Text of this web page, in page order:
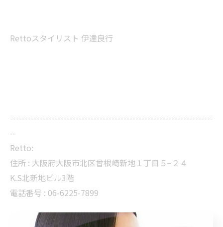
Rettoスタイリスト 伊達良行
--------------------------------------------------------------------
--
Retto:
住所 : 大阪府大阪市北区曾根崎新地１丁目５−２４
K.S北新地ビル3階
電話番号 : 06-6225-7899
大阪駅近くでカラーを体験